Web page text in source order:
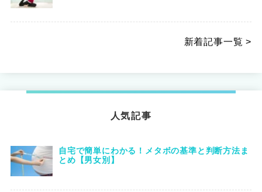
新着記事一覧 >
人気記事
自宅で簡単にわかる！メタボの基準と判断方法ま
とめ【男女別】